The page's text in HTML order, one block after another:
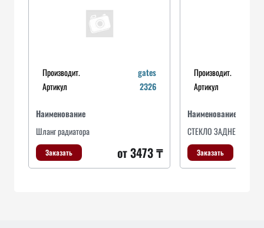
Производит.
gates
Артикул
2326
Наименование
Шланг радиатора
Заказать от 3473 ₸
Производит.
Артикул
Наименование
СТЕКЛО ЗАДНЕЙ ДВЕРИ
Заказать